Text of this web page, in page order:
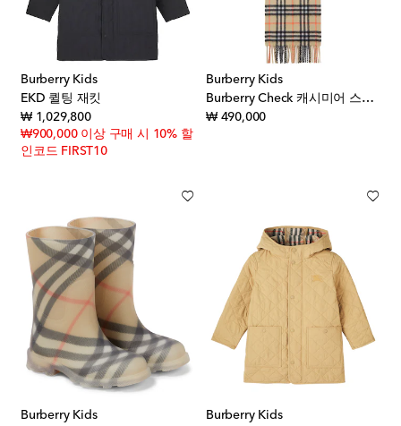
Burberry Kids
EKD 퀼팅 재킷
₩ 1,029,800original price
₩900,000 이상 구매 시 10% 할
인코드 FIRST10
Burberry Kids
Burberry Check 캐시미어 스카프
₩ 490,000original price
Burberry Kids
Burberry Kids